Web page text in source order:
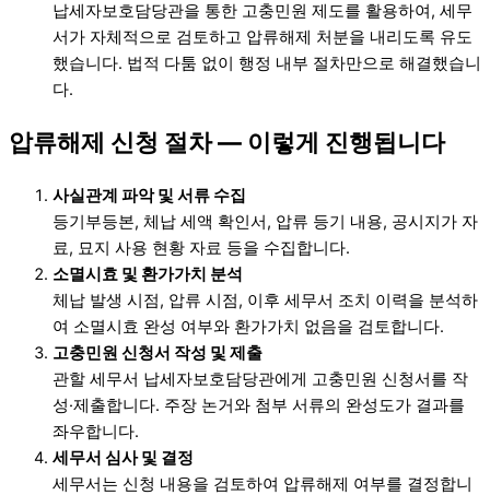
납세자보호담당관을 통한 고충민원 제도를 활용하여, 세무
서가 자체적으로 검토하고 압류해제 처분을 내리도록 유도
했습니다. 법적 다툼 없이 행정 내부 절차만으로 해결했습니
다.
압류해제 신청 절차 — 이렇게 진행됩니다
사실관계 파악 및 서류 수집
등기부등본, 체납 세액 확인서, 압류 등기 내용, 공시지가 자
료, 묘지 사용 현황 자료 등을 수집합니다.
소멸시효 및 환가가치 분석
체납 발생 시점, 압류 시점, 이후 세무서 조치 이력을 분석하
여 소멸시효 완성 여부와 환가가치 없음을 검토합니다.
고충민원 신청서 작성 및 제출
관할 세무서 납세자보호담당관에게 고충민원 신청서를 작
성·제출합니다. 주장 논거와 첨부 서류의 완성도가 결과를
좌우합니다.
세무서 심사 및 결정
세무서는 신청 내용을 검토하여 압류해제 여부를 결정합니